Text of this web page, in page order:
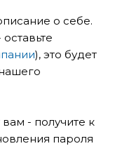
о себе.
), это будет
- получите к
пароля